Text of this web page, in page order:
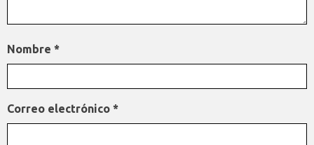
Nombre *
Correo electrónico *